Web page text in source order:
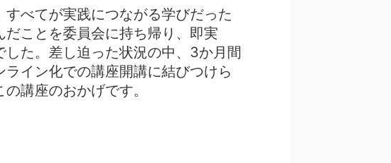
すべてが実践につながる学びだった
だことを委員会に持ち帰り、即実
した。差し迫った状況の中、3か月間
ライン化での講座開講に結びつけら
の講座のおかげです。